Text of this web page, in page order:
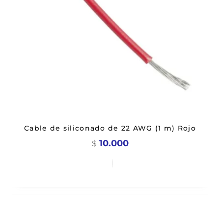
Cable de siliconado de 22 AWG (1 m) Rojo
$ 10.000